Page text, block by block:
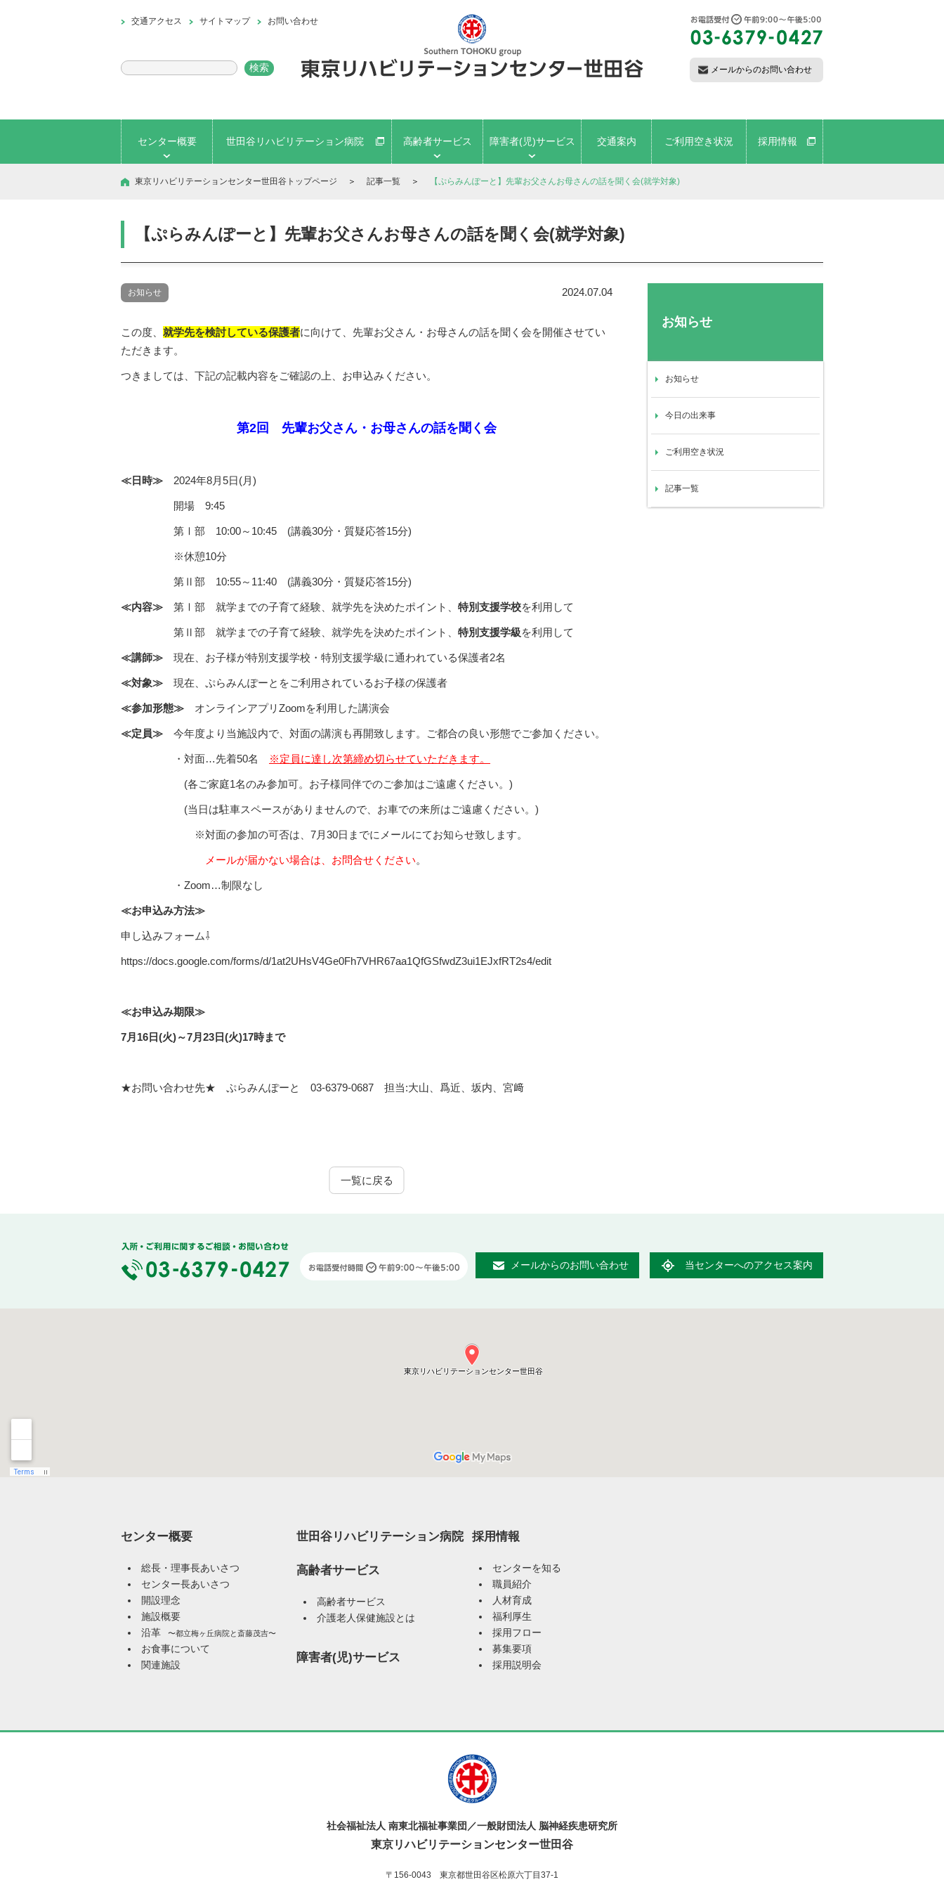
交通アクセス サイトマップ お問い合わせ
メールからのお問い合わせ
センター概要 世田谷リハビリテーション病院 高齢者サービス 障害者(児)サービス 交通案内 ご利用空き状況 採用情報
東京リハビリテーションセンター世田谷トップページ ＞ 記事一覧 ＞ 【ぷらみんぽーと】先輩お父さんお母さんの話を聞く会(就学対象)
【ぷらみんぽーと】先輩お父さんお母さんの話を聞く会(就学対象)
お知らせ 2024.07.04
この度、 就学先を検討している保護者に向けて、先輩お父さん・お母さんの話を聞く会を開催させてい
ただきます。
つきましては、下記の記載内容をご確認の上、お申込みください。
第2回 先輩お父さん・お母さんの話を聞く会
≪日時≫ 2024年8月5日(月)
開場 9:45
第Ⅰ部 10:00～10:45 (講義30分・質疑応答15分)
※休憩10分
第Ⅱ部 10:55～11:40 (講義30分・質疑応答15分)
≪内容≫ 第Ⅰ部 就学までの子育て経験、就学先を決めたポイント、 特別支援学校を利用して
第Ⅱ部 就学までの子育て経験、就学先を決めたポイント、 特別支援学級を利用して
≪講師≫ 現在、お子様が特別支援学校・特別支援学級に通われている保護者2名
≪対象≫ 現在、ぷらみんぽーとをご利用されているお子様の保護者
≪参加形態≫ オンラインアプリZoomを利用した講演会
≪定員≫ 今年度より当施設内で、対面の講演も再開致します。ご都合の良い形態でご参加ください。
・対面…先着50名 ※定員に達し次第締め切らせていただきます。
(各ご家庭1名のみ参加可。お子様同伴でのご参加はご遠慮ください。)
(当日は駐車スペースがありませんので、お車での来所はご遠慮ください。)
※対面の参加の可否は、7月30日までにメールにてお知らせ致します。
メールが届かない場合は、お問合せください。
・Zoom…制限なし
≪お申込み方法≫
申し込みフォーム⇩
https://docs.google.com/forms/d/1at2UHsV4Ge0Fh7VHR67aa1QfGSfwdZ3ui1EJxfRT2s4/edit
≪お申込み期限≫
7月 16 日(火)～7月 23 日(火)17時まで
★お問い合わせ先★ ぷらみんぽーと 03-6379-0687 担当:大山、爲近、坂内、宮﨑
一覧に戻る
お知らせ
お知らせ
今日の出来事
ご利用空き状況
記事一覧
当センターへのアクセス案内
メールからのお問い合わせ
センター概要
総長・理事長あいさつ
センター長あいさつ
開設理念
施設概要
沿革
〜都立梅ヶ丘病院と斎藤茂吉〜
お食事について
関連施設
世田谷リハビリテーション病院
高齢者サービス
高齢者サービス
介護老人保健施設とは
障害者(児)サービス
採用情報
センターを知る
職員紹介
人材育成
福利厚生
採用フロー
募集要項
採用説明会
社会福祉法人 南東北福祉事業団／一般財団法人 脳神経疾患研究所
東京リハビリテーションセンター世田谷
〒156-0043 東京都世田谷区松原六丁目37-1